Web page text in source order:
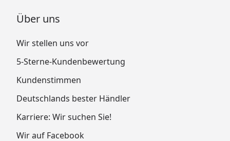
Über uns
Wir stellen uns vor
5-Sterne-Kundenbewertung
Kundenstimmen
Deutschlands bester Händler
Karriere: Wir suchen Sie!
Wir auf Facebook